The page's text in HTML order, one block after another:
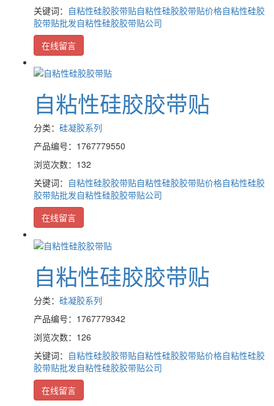
关键词： 自粘性硅胶胶带贴自粘性硅胶胶带贴价格自粘性硅胶
胶带贴批发自粘性硅胶胶带贴公司
在线留言
自粘性硅胶胶带贴
分类： 硅凝胶系列
产品编号：1767779550
浏览次数：132
关键词： 自粘性硅胶胶带贴自粘性硅胶胶带贴价格自粘性硅胶
胶带贴批发自粘性硅胶胶带贴公司
在线留言
自粘性硅胶胶带贴
分类： 硅凝胶系列
产品编号：1767779342
浏览次数：126
关键词： 自粘性硅胶胶带贴自粘性硅胶胶带贴价格自粘性硅胶
胶带贴批发自粘性硅胶胶带贴公司
在线留言